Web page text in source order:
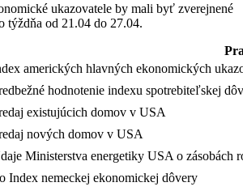
ukazovatele by mali byť zverejnené
týždňa od 21.04 do 27.04.
amerických hlavných ekonomických
hodnotenie indexu spotrebiteľskej
existujúcich domov v USA
nových domov v USA
Ministerstva energetiky USA o zásobách
Index nemeckej ekonomickej dôvery